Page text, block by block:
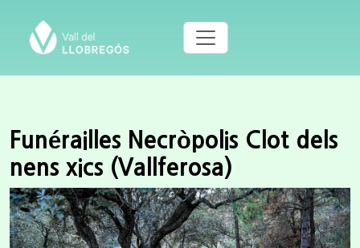
Funérailles Necròpolis Clot dels
nens xics (Vallferosa)